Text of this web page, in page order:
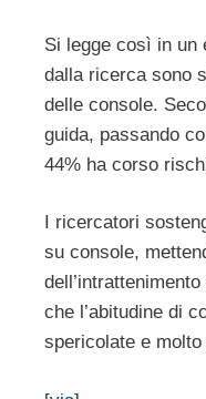
Si legge così in un
dalla ricerca sono
delle console.
guida, passando
44% ha corso
I ricercatori
su console,
che l’abitudine di
spericolate e